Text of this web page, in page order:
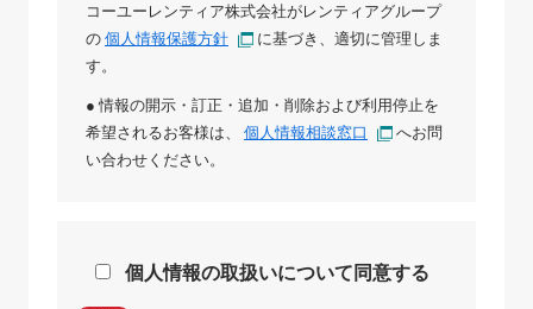
コーユーレンティア株式会社がレンティアグループ
の 個人情報保護方針
に基づき、適切に管理しま
す。
● 情報の開示・訂正・追加・削除および利用停止を
希望されるお客様は、 個人情報相談窓口
へお問
い合わせください。
個人情報の取扱いについて同意する